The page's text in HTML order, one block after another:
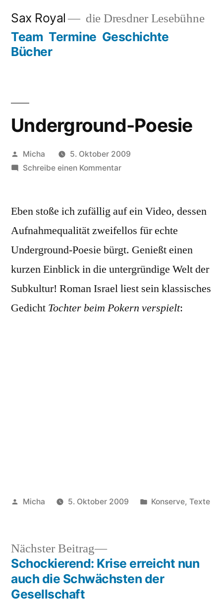
springen
Sax Royal die Dresdner Lesebühne
Team Termine Geschichte
Bücher
Underground-Poesie
Veröffentlicht
von
Micha
5. Oktober 2009
Schreibe einen Kommentarzu
Eben stoße ich zufällig auf ein Video, dessen
Aufnahmequalität zweifellos für echte
Underground-Poesie bürgt. Genießt einen
kurzen Einblick in die untergründige Welt der
Subkultur! Roman Israel liest sein klassisches
Gedicht Tochter beim Pokern verspielt:
Veröffentlicht
Micha 5. Oktober 2009
Veröffentlicht
Konserve,Texte
Beitragsnavigation
Nächster Beitrag
Nächster
Beitrag:
Schockierend: Krise erreicht nun
auch die Schwächsten der
Gesellschaft